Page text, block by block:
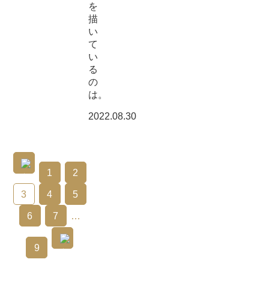
を
描
い
て
い
る
の
は。
2022.08.30
1 2
3 4 5
6 7 …
9